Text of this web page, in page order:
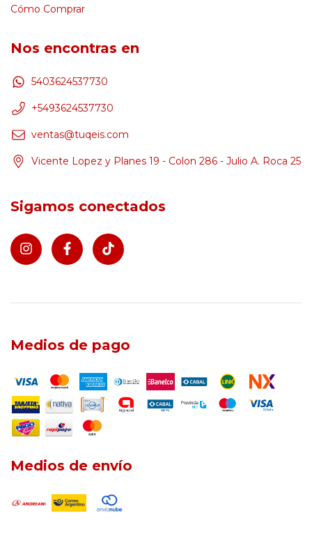
Cómo Comprar
Nos encontras en
5403624537730
+5493624537730
ventas@tuqeis.com
Vicente Lopez y Planes 19 - Colon 286 - Julio A. Roca 25
Sigamos conectados
Medios de pago
Medios de envío